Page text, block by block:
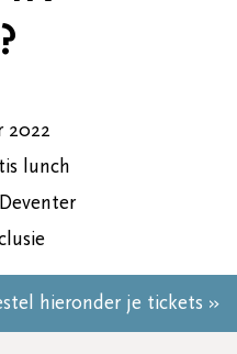
hieronder je tickets »
2022
lunch